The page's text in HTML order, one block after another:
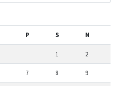
P S N
1 2
7 8 9